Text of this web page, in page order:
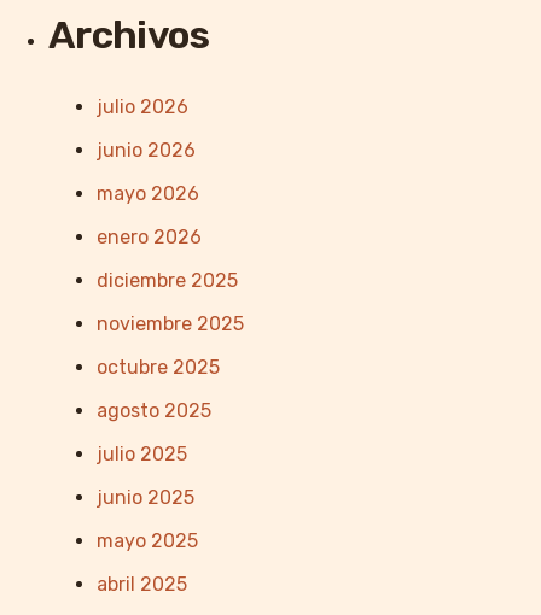
Archivos
julio 2026
junio 2026
mayo 2026
enero 2026
diciembre 2025
noviembre 2025
octubre 2025
agosto 2025
julio 2025
junio 2025
mayo 2025
abril 2025